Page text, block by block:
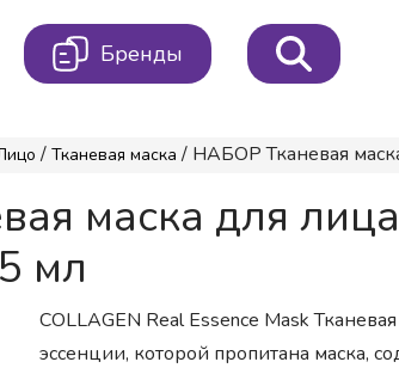
Бренды
/ Тканевая маска / НАБОР Тканевая
маска для
мл
COLLAGEN Real Essence Mask
эссенции, которой пропитана маска,